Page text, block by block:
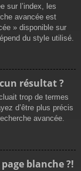
sur l’index, les
avancée est
» disponible sur
du style utilisé.
résultat ?
trop de termes
d’être plus précis
avancée.
blanche ?!